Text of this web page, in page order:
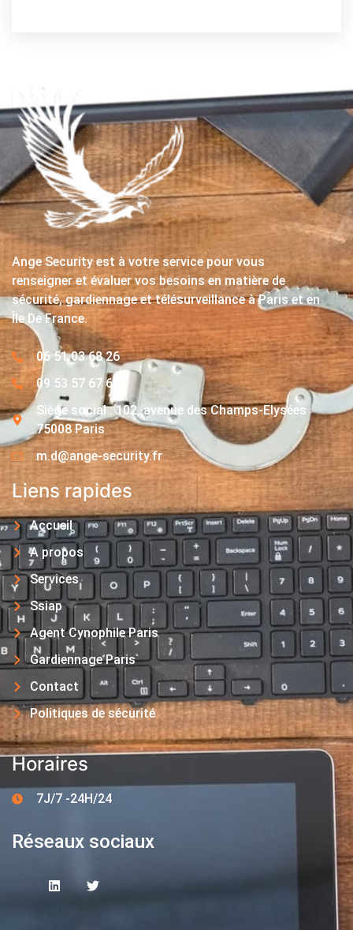
Ange Security est à votre service pour vous
renseigner et évaluer vos besoins en matière de
sécurité, gardiennage et télésurveillance à Paris et en
Île De France.
06 51 03 68 26
09 53 57 67 63
Siège social : 102, avenue des Champs-Elysées
75008 Paris
m.d@ange-security.fr
Liens rapides
Accueil
A propos
Services
Ssiap
Agent Cynophile Paris
Gardiennage Paris
Contact
Politiques de sécurité
Horaires
7J/7 -24H/24
Réseaux sociaux